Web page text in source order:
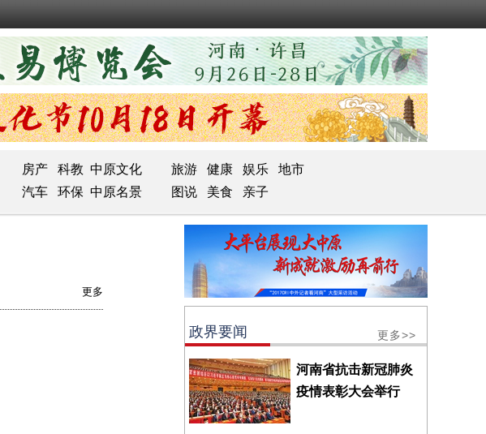
房产 科教 中原文化 旅游 健康 娱乐
地市
汽车 环保 中原名景 图说 美食 亲子
更多
政界要闻 更多>>
河南省抗击新冠肺炎
疫情表彰大会举行